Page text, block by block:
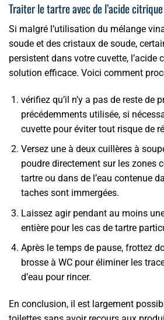
Traiter le tartre avec de l’acide citrique
Si malgré l’utilisation du mélange
soude et des cristaux de soude,
persistent dans votre cuvette, l’acide
solution efficace. Voici comment
vérifiez qu’il n’y a pas de reste de
précédemments utilisée, si
cuvette pour éviter tout risque de
Versez une à deux cuillères à
poudre directement sur les zones
tartre ou dans de l’eau contenue
taches sont immergées.
Laissez agir pendant au moins
entière pour les cas de tartre
Après le temps de pause, frottez
brosse à WC pour éliminer les
d’eau pour rincer.
En conclusion, il est largement